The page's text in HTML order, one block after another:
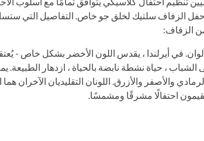
الزفاف سلتيك لخلق جو خاص. التفاصيل التي
الزفاف:
في أيرلندا ، يقدس اللون الأخضر بشكل خاص -
الشباب ، حياة نشطة نابضة بالحياة ، ازدهار
والأصفر والأزرق. اللونان التقليديان الآخران
احتفالًا مشرقًا ومشمسًا.